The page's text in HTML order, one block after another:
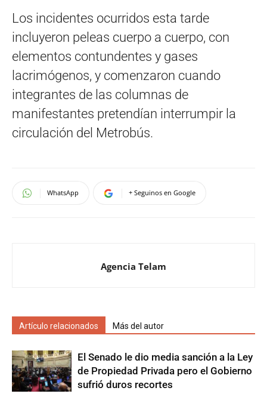
Los incidentes ocurridos esta tarde
incluyeron peleas cuerpo a cuerpo, con
elementos contundentes y gases
lacrimógenos, y comenzaron cuando
integrantes de las columnas de
manifestantes pretendían interrumpir la
circulación del Metrobús.
WhatsApp + Seguinos en Google
Agencia Telam
Artículo relacionados Más del autor
El Senado le dio media sanción a la Ley
de Propiedad Privada pero el Gobierno
sufrió duros recortes